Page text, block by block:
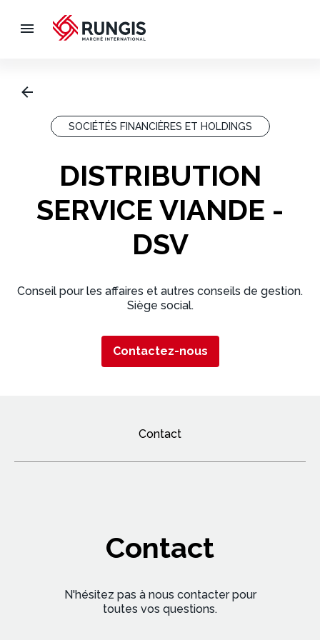
SOCIÉTÉS FINANCIÈRES ET HOLDINGS
DISTRIBUTION
SERVICE VIANDE -
DSV
Conseil pour les affaires et autres conseils de gestion.
Siège social.
Contactez-nous
Contact
Contact
N'hésitez pas à nous contacter pour
toutes vos questions.